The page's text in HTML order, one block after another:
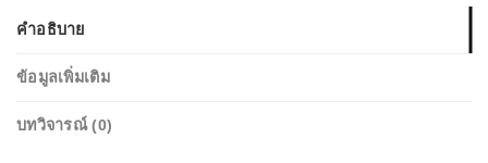
คำอธิบาย
ข้อมูลเพิ่มเติม
บทวิจารณ์ (0)